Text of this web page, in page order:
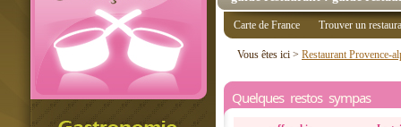
Carte de France Trouver un
Vous êtes ici > Restaurant Provence-
Quelques restos sympas